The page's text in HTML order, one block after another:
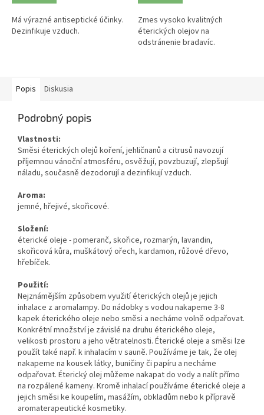
Má výrazné antiseptické účinky.
Dezinfikuje vzduch.
Zmes vysoko kvalitných
éterických olejov na
odstránenie bradavíc.
Popis Diskusia
Podrobný popis
Vlastnosti:
Směsi éterických olejů koření, jehličnanů a citrusů navozují
příjemnou vánoční atmosféru, osvěžují, povzbuzují, zlepšují
náladu, současně dezodorují a dezinfikují vzduch.
Aroma:
jemné, hřejivé, skořicové.
Složení:
éterické oleje - pomeranč, skořice, rozmarýn, lavandin,
skořicová kůra, muškátový ořech, kardamon, růžové dřevo,
hřebíček.
Použití:
Nejznámějším způsobem využití éterických olejů je jejich
inhalace z aromalampy. Do nádobky s vodou nakapeme 3-8
kapek éterického oleje nebo směsi a necháme volně odpařovat.
Konkrétní množství je závislé na druhu éterického oleje,
velikosti prostoru a jeho větratelnosti. Éterické oleje a směsi lze
použít také např. k inhalacím v sauně. Používáme je tak, že olej
nakapeme na kousek látky, buničiny či papíru a necháme
odpařovat. Éterický olej můžeme nakapat do vody a nalít přímo
na rozpálené kameny. Kromě inhalací používáme éterické oleje a
jejich směsi ke koupelím, masážím, obkladům nebo k přípravě
aromaterapeutické kosmetiky.